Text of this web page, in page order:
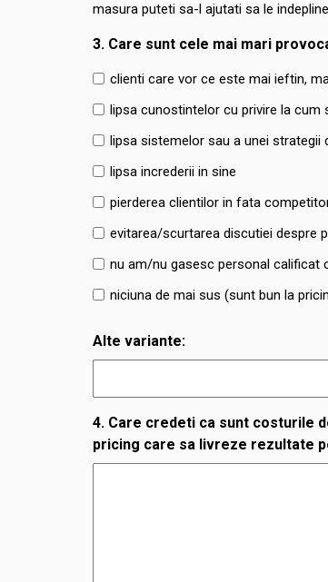
masura puteti sa-l ajutati sa le
3. Care sunt cele mai mari
clienti care vor ce este mai ieftin,
lipsa cunostintelor cu privire la cum
lipsa sistemelor sau a unei strategii
lipsa increderii in sine
pierderea clientilor in fata
evitarea/scurtarea discutiei despre
nu am/nu gasesc personal calificat
niciuna de mai sus (sunt bun la
Alte variante:
4. Care credeti ca sunt costurile
pricing care sa livreze rezultate